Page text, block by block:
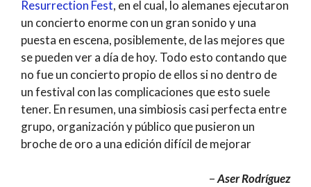
Resurrection Fest, en el cual, lo alemanes ejecutaron
un concierto enorme con un gran sonido y una
puesta en escena, posiblemente, de las mejores que
se pueden ver a día de hoy. Todo esto contando que
no fue un concierto propio de ellos si no dentro de
un festival con las complicaciones que esto suele
tener. En resumen, una simbiosis casi perfecta entre
grupo, organización y público que pusieron un
broche de oro a una edición difícil de mejorar
–Aser Rodríguez